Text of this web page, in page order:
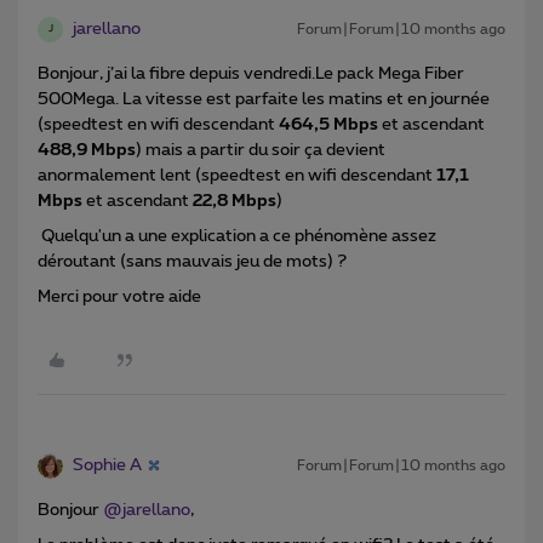
J jarellano Forum|Forum|10 months ago
Bonjour, j’ai la fibre depuis vendredi.Le pack Mega Fiber
500Mega. La vitesse est parfaite les matins et en journée
(speedtest en wifi descendant 464,5 Mbps et ascendant
488,9 Mbps) mais a partir du soir ça devient
anormalement lent (speedtest en wifi descendant 17,1
Mbps et ascendant 22,8 Mbps)
Quelqu'un a une explication a ce phénomène assez
déroutant (sans mauvais jeu de mots) ?
Merci pour votre aide
Sophie A Forum|Forum|10 months ago
Bonjour ​ @jarellano,